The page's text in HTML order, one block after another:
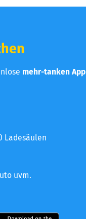
mehr-tanken App
Ladesäulen
uvm.